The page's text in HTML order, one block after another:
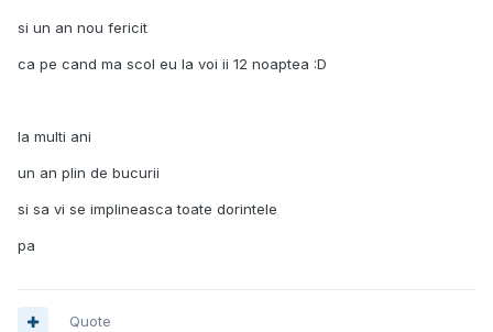
si un an nou fericit
ca pe cand ma scol eu la voi ii 12 noaptea :D
la multi ani
un an plin de bucurii
si sa vi se implineasca toate dorintele
pa
Quote